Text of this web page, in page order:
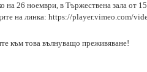
на 26 ноември, в Тържествена зала от
на линка: https://player.vimeo.com/
към това вълнуващо преживяване!